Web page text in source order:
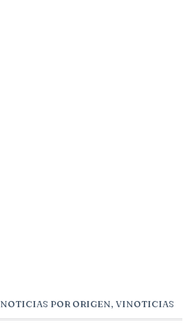
NOTICIAS POR ORIGEN, VINOTICIAS